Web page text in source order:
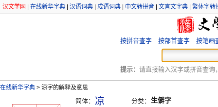
汉文学网 在线新华字典 汉语词典 成语词典 中文转拼音 文言文字典 繁体字转
按拼音查字 按部首查字 按笔画
提示： 请直接输入汉字或拼音查询
在线新华字典 > 涼字的解释及意思
简体： 凉 分类： 生僻字